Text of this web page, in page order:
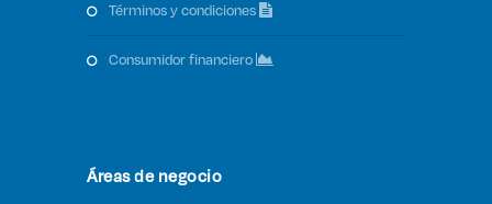
términos y condiciones
consumidor financiero
Áreas de negocio